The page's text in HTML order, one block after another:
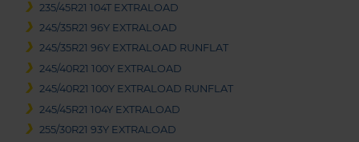
235/45R21 104T EXTRALOAD
245/35R21 96Y EXTRALOAD
245/35R21 96Y EXTRALOAD RUNFLAT
245/40R21 100Y EXTRALOAD
245/40R21 100Y EXTRALOAD RUNFLAT
245/45R21 104Y EXTRALOAD
255/30R21 93Y EXTRALOAD